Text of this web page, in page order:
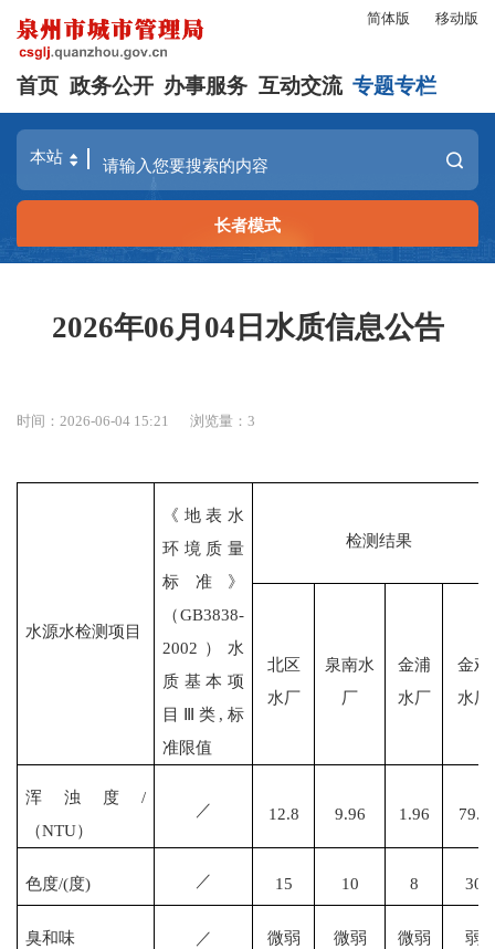
简体版 移动版
首页 政务公开 办事服务 互动交流 专题专栏
长者模式
2026年06月04日水质信息公告
时间：2026-06-04 15:21 浏览量：3
水源水检测项目
《地表水
环境质量
标准》
（GB3838-
2002）水
质基本项
目Ⅲ类,标
准限值
检测结果
北区
水厂
泉南水
厂
金浦
水厂
金鸡
水厂
浑浊度 /
（NTU）
／ 12.8 9.96 1.96 79.3
色度/(度) ／ 15 10 8 30
臭和味 ／ 微弱 微弱 微弱 弱